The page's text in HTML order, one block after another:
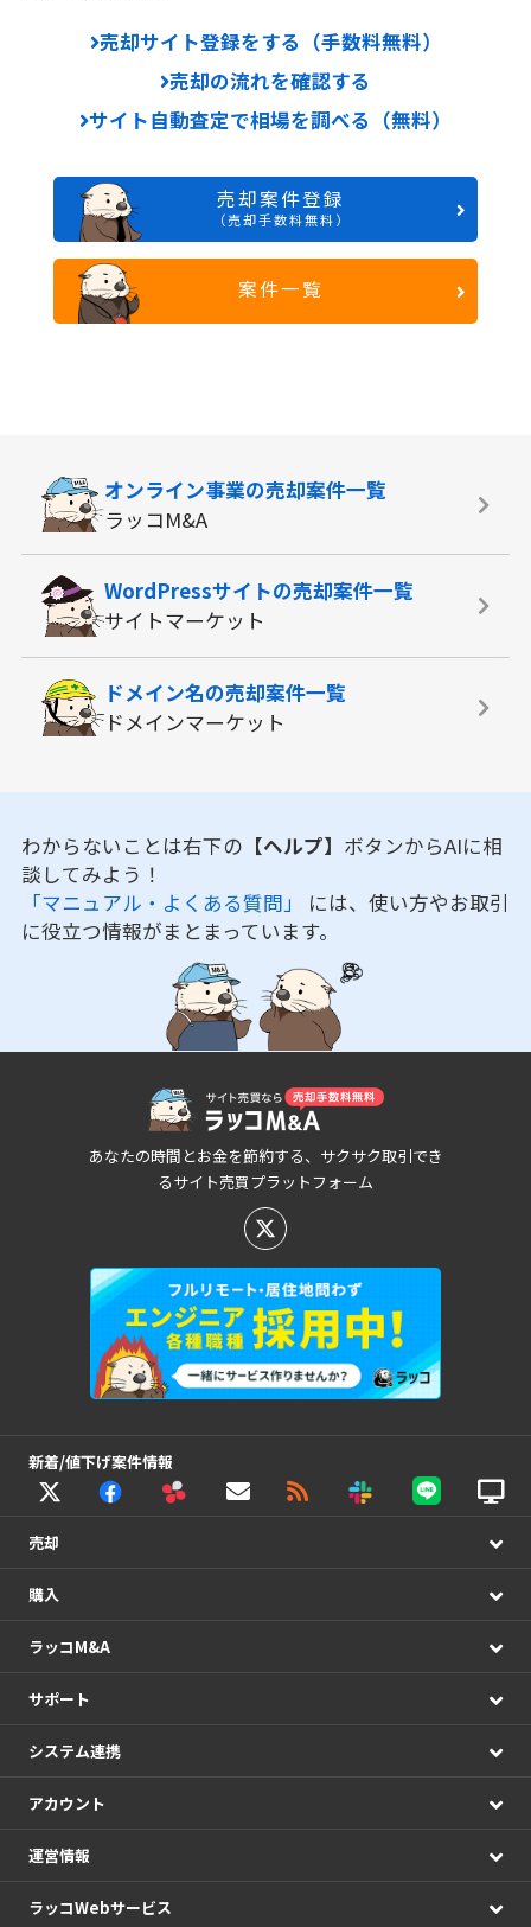
売却サイト登録をする（手数料無料）
売却の流れを確認する
サイト自動査定で相場を調べる（無料）
売却案件登録
（売却手数料無料）
案件一覧
オンライン事業の売却案件一覧
ラッコM&A
WordPressサイトの売却案件一覧
サイトマーケット
ドメイン名の売却案件一覧
ドメインマーケット
わからないことは右下の 【ヘルプ】 ボタンからAIに相
談してみよう！
「マニュアル・よくある質問」 には、使い方やお取引
に役立つ情報がまとまっています。
あなたの時間とお金を節約する、サクサク取引でき
るサイト売買プラットフォーム
新着/値下げ案件情報
売却
購入
ラッコM&A
サポート
システム連携
アカウント
運営情報
ラッコWebサービス